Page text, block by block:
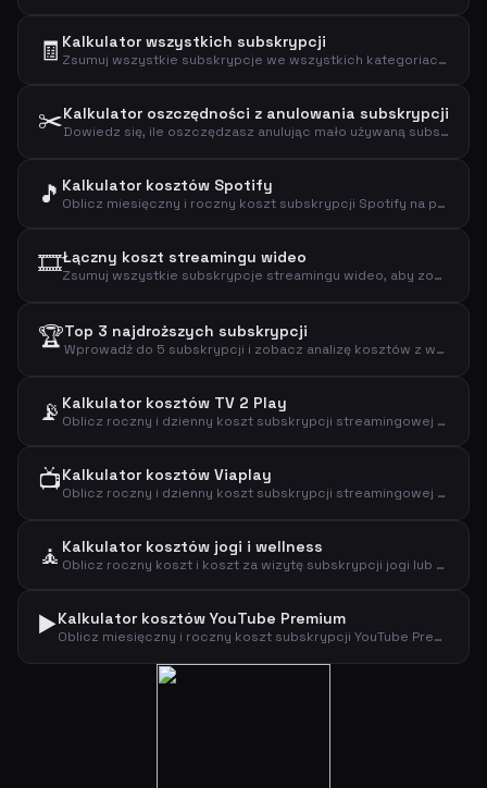
🧾 Kalkulator wszystkich subskrypcji
Zsumuj wszystkie subskrypcje we wszystkich kategoriach, aby zobaczyć łączną kwotę wydawaną miesięcznie, rocznie i dziennie.
✂️Kalkulator oszczędności z anulowania subskrypcji
Dowiedz się, ile oszczędzasz anulując mało używaną subskrypcję i zobacz rzeczywisty koszt za użycie.
🎵 Kalkulator kosztów Spotify
Oblicz miesięczny i roczny koszt subskrypcji Spotify na podstawie wybranego planu.
🎞️Łączny koszt streamingu wideo
Zsumuj wszystkie subskrypcje streamingu wideo, aby zobaczyć łączny koszt miesięczny, roczny i dzienny.
🏆Top 3 najdroższych subskrypcji
Wprowadź do 5 subskrypcji i zobacz analizę kosztów z wyróżnieniem najdroższych.
📡 Kalkulator kosztów TV 2 Play
Oblicz roczny i dzienny koszt subskrypcji streamingowej TV 2 Play.
📺Kalkulator kosztów Viaplay
Oblicz roczny i dzienny koszt subskrypcji streamingowej Viaplay.
🧘 Kalkulator kosztów jogi i wellness
Oblicz roczny koszt i koszt za wizytę subskrypcji jogi lub wellness.
▶️Kalkulator kosztów YouTube Premium
Oblicz miesięczny i roczny koszt subskrypcji YouTube Premium według typu planu.